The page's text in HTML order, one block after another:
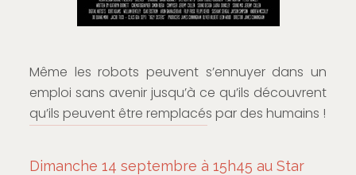
Même les robots peuvent s’ennuyer dans un
emploi sans avenir jusqu’à ce qu’ils découvrent
qu’ils peuvent être remplacés par des humains !
Dimanche 14 septembre à 15h45 au Star